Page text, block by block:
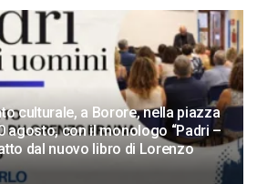
culturale, a Borore, nella piazza
agosto, con il monologo “Padri –
dal nuovo libro di Lorenzo